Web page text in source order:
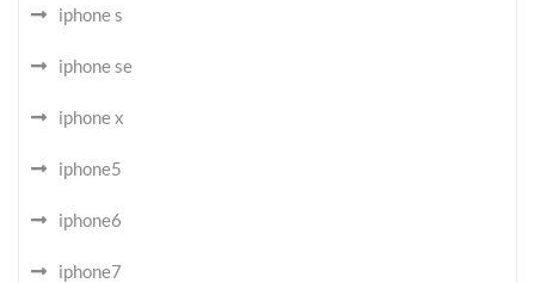
iphone s
iphone se
iphone x
iphone5
iphone6
iphone7